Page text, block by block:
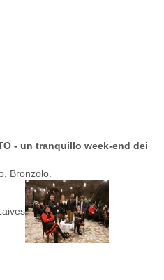
- un tranquillo week-end dei
Bronzolo.